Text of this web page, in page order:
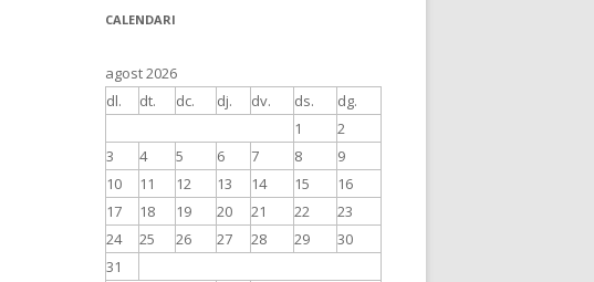
c
CALENDARI
agost 2026
dl.
dt. dc. dj. dv. ds. dg.
1
2
3
4 5 6 7 8
9
10
11 12 13 14 15
16
17
18 19 20 21 22
23
24
25 26 27 28 29
30
31